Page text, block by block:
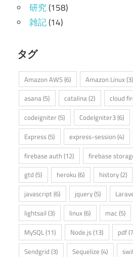
研究(158)
雑記(14)
タグ
Amazon AWS(6) Amazon Linux(3)
asana (5) catalina (2) cloud
codeigniter (5) CodeIgniter3(6)
Express(5) express-session (4)
firebase auth (12) firebase
gtd (5) heroku (6) history(2)
javascript(6) jquery(5)
lightsail (3) linux(6) mac (5)
MySQL(11) Node.js(13) pdf
Sendgrid (3) Sequelize (4)